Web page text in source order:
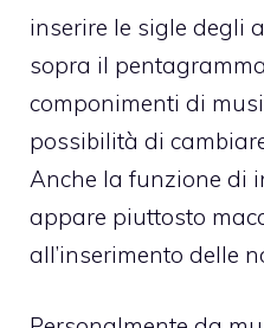
inserire le sigle degli
sopra il
componimenti di
possibilità di
Anche la funzione di
appare piuttosto
all’inserimento delle